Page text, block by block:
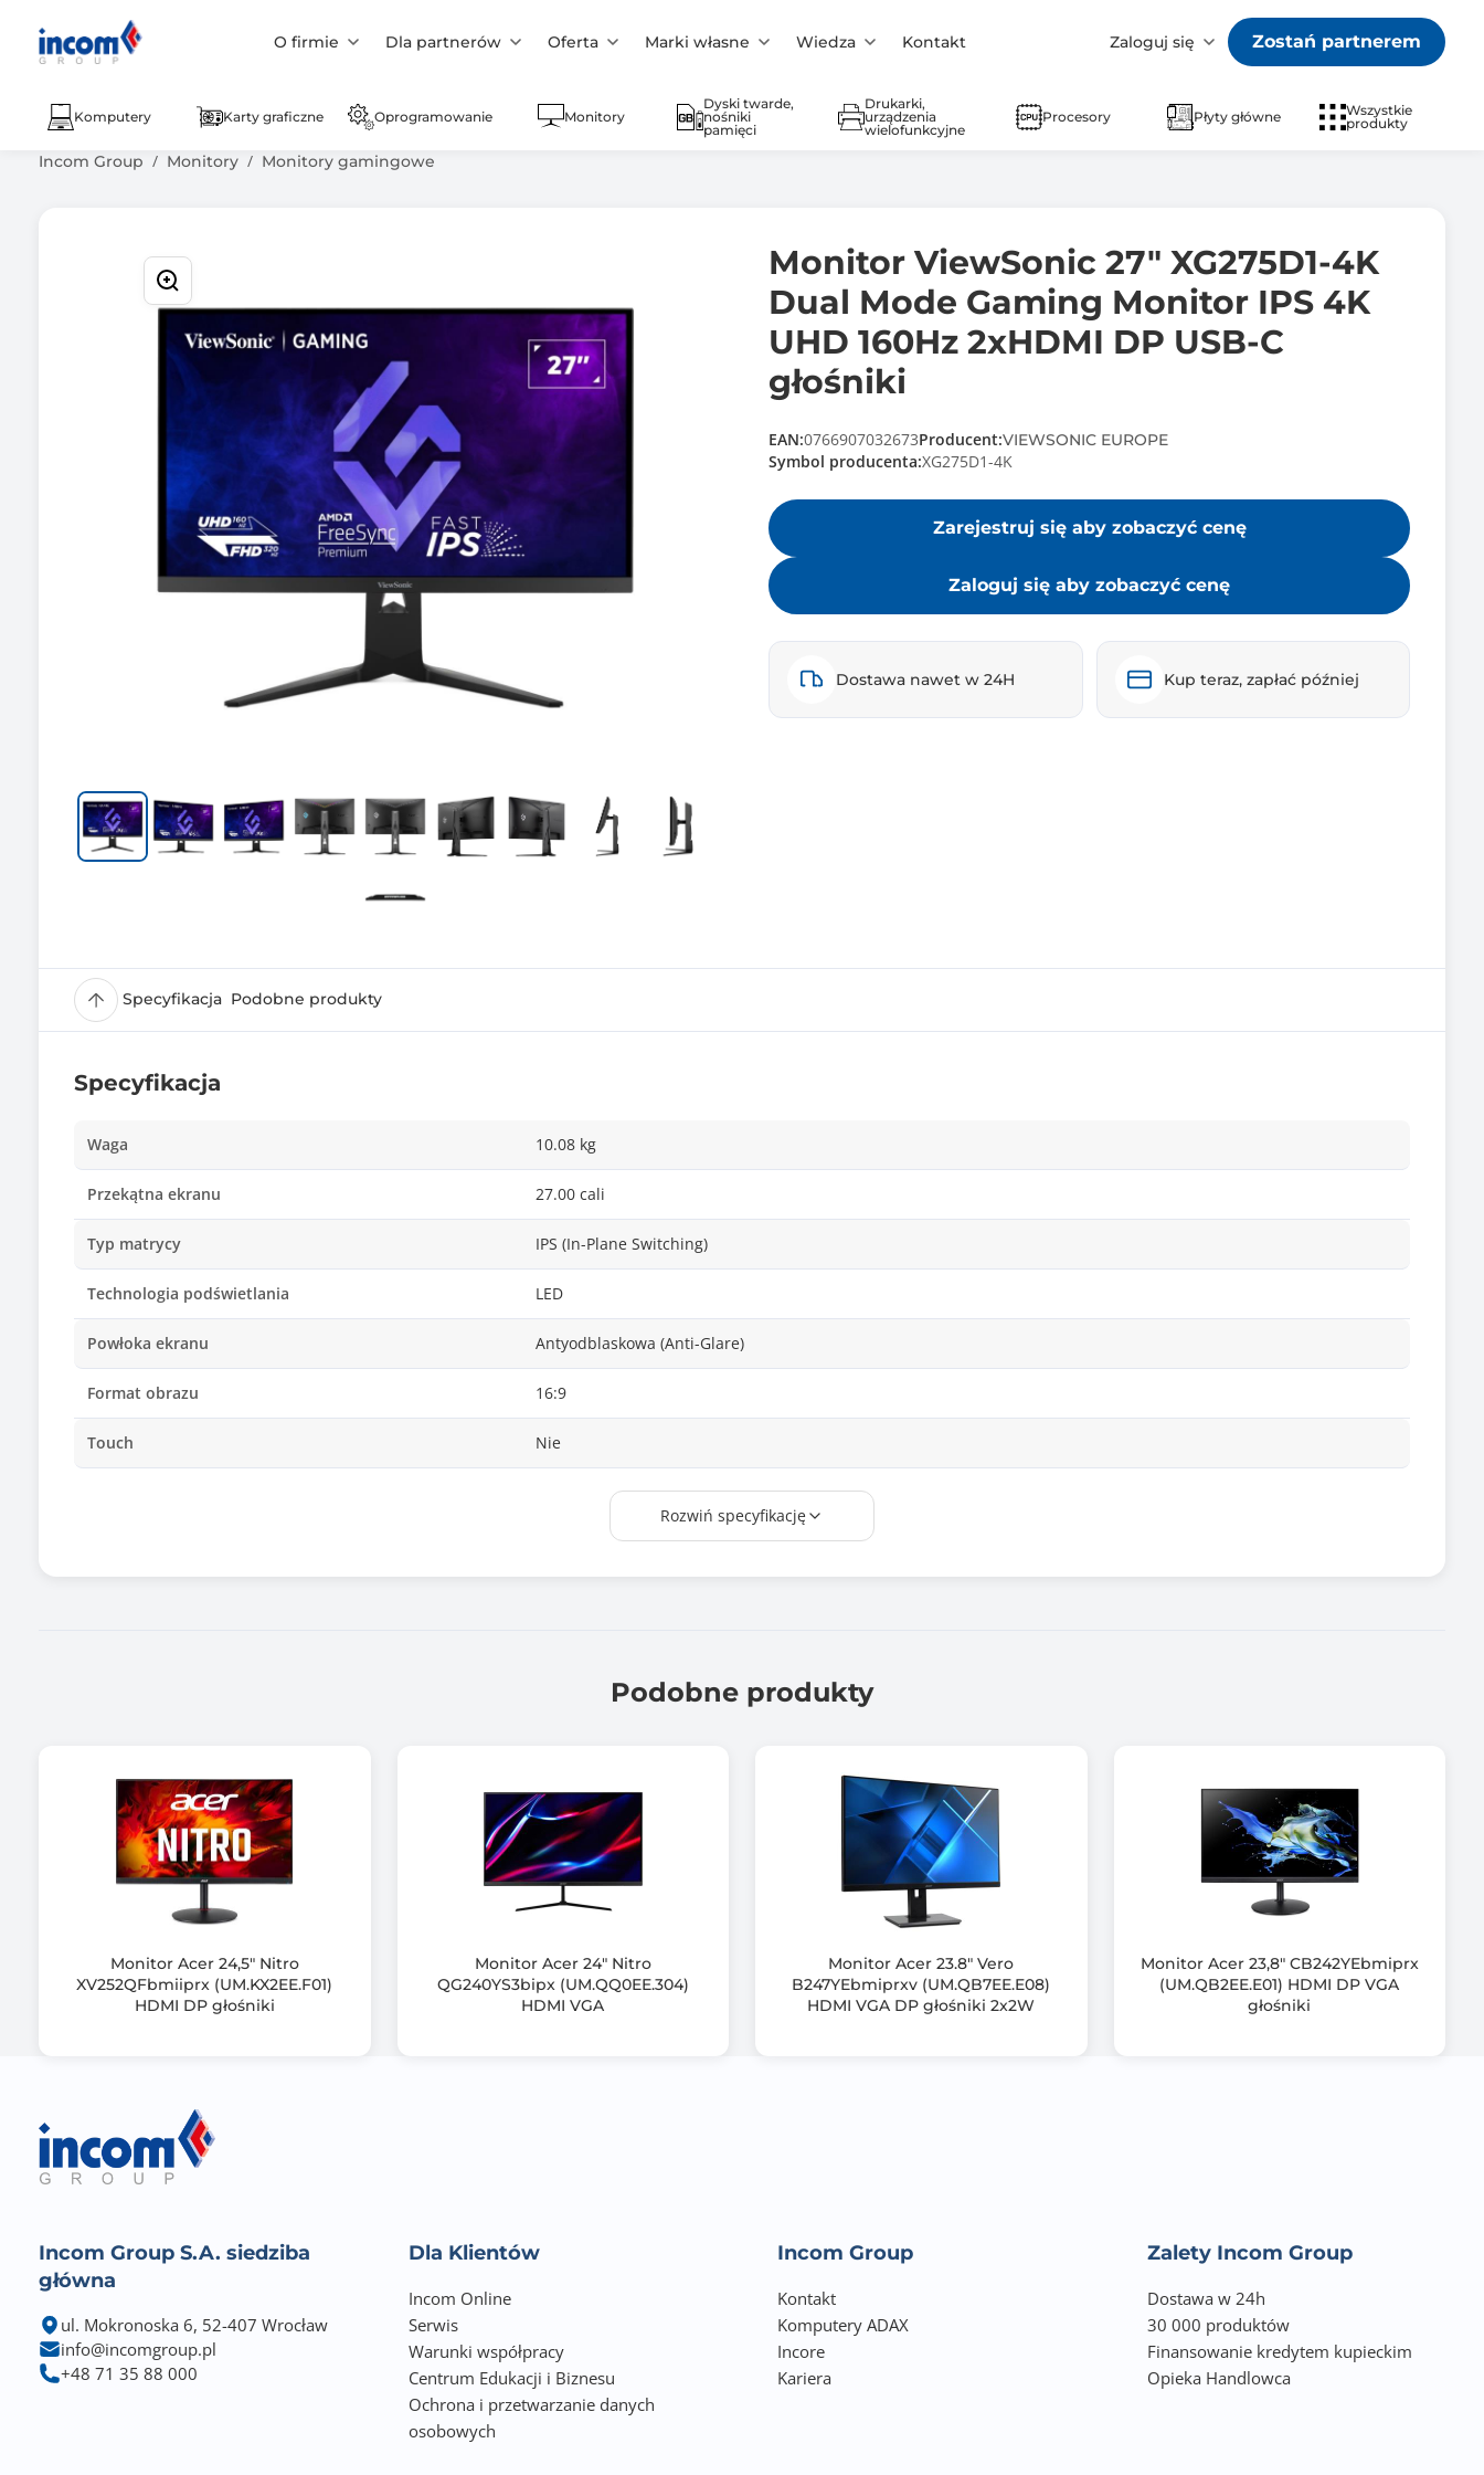
O firmie Dla partnerów Oferta Marki własne Wiedza Kontakt Zaloguj się Zostań partnerem
Komputery Karty graficzne Oprogramowanie Monitory
Dyski twarde,
nośniki
pamięci
Drukarki,
urządzenia
wielofunkcyjne
Procesory Płyty główne
Wszystkie
produkty
Incom Group Monitory Monitory gamingowe
Monitor ViewSonic 27" XG275D1-4K
Dual Mode Gaming Monitor IPS 4K
UHD 160Hz 2xHDMI DP USB-C
głośniki
EAN:0766907032673Producent:VIEWSONIC EUROPE
Symbol producenta:XG275D1-4K
Zarejestruj się aby zobaczyć cenę
Zaloguj się aby zobaczyć cenę
Dostawa nawet w 24H Kup teraz, zapłać później
Specyfikacja Podobne produkty
Specyfikacja
Waga 10.08 kg
Przekątna ekranu 27.00 cali
Typ matrycy IPS (In-Plane Switching)
Technologia podświetlania LED
Powłoka ekranu Antyodblaskowa (Anti-Glare)
Format obrazu 16:9
Touch Nie
80000000 :1
Częst. odśw. przy rozdzielczości optymalnej (Hz) 160
Częstotliwość odchylania pionowego (Hz) HDMI: 48 ~ 160 | DisplayPort: 48 ~ 160 | USB-C: 48 ~ 160
Częstotliwość odchylania poziomego (KHz) HDMI: 30 ~ 351 | DisplayPort: 30 ~ 350 | USB-C: 30 ~ 350
Kąt widzenia pionowy (V) 178.00 stopni
Normy spełniane przez monitor
RoHS
WEEE
EAC
Rozwiń specyfikację
Podobne produkty
Monitor Acer 24,5" Nitro
XV252QFbmiiprx (UM.KX2EE.F01)
HDMI DP głośniki
Monitor Acer 24" Nitro
QG240YS3bipx (UM.QQ0EE.304)
HDMI VGA
Monitor Acer 23.8" Vero
B247YEbmiprxv (UM.QB7EE.E08)
HDMI VGA DP głośniki 2x2W
Monitor Acer 23,8" CB242YEbmiprx
(UM.QB2EE.E01) HDMI DP VGA
głośniki
Incom Group S.A. siedziba
główna
ul. Mokronoska 6, 52-407 Wrocław
info@incomgroup.pl
+48 71 35 88 000
Dla Klientów
Incom Online
Serwis
Warunki współpracy
Centrum Edukacji i Biznesu
Ochrona i przetwarzanie danych
osobowych
Incom Group
Kontakt
Komputery ADAX
Incore
Kariera
Zalety Incom Group
Dostawa w 24h
30 000 produktów
Finansowanie kredytem kupieckim
Opieka Handlowca